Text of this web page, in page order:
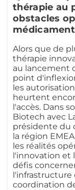
thérapie au
obstacles
Alors que de
thérapie
au lancement
point
les
heurtent
l'accès. Dans
Biotech avec
présidente du
la région
les réalités
l'innovation et
défis
l'infrastructure
coordination